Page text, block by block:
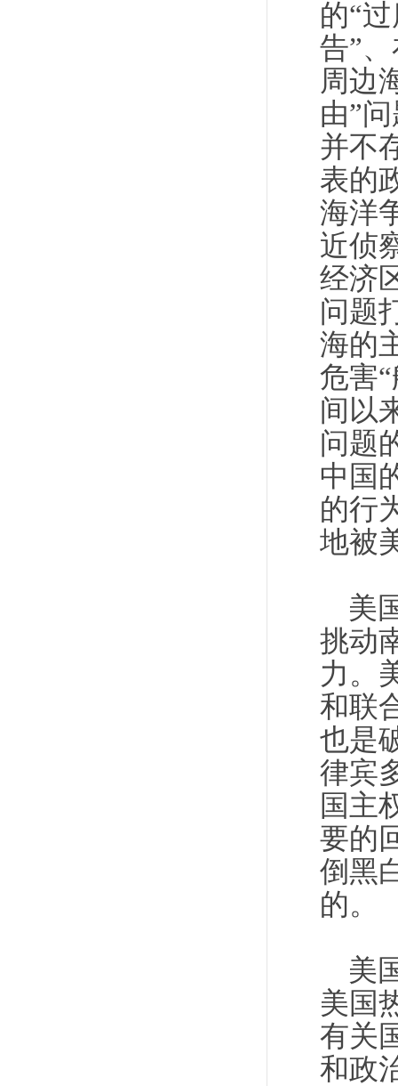
的“
告”
周边
由”
并不
表的
海洋
近侦
经济
问题
海的
危害
间以
问题
中国
的行
地被
美
挑动
力。
和联
也是
律宾
国主
要的
倒黑
的。
美
美国
有关
和政